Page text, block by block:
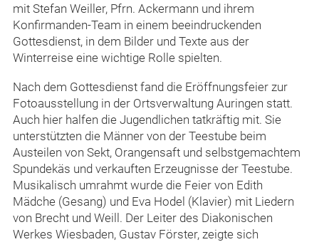
mit Stefan Weiller, Pfrn. Ackermann und ihrem
Konfirmanden-Team in einem beeindruckenden
Gottesdienst, in dem Bilder und Texte aus der
Winterreise eine wichtige Rolle spielten.
Nach dem Gottesdienst fand die Eröffnungsfeier zur
Fotoausstellung in der Ortsverwaltung Auringen statt.
Auch hier halfen die Jugendlichen tatkräftig mit. Sie
unterstützten die Männer von der Teestube beim
Austeilen von Sekt, Orangensaft und selbstgemachtem
Spundekäs und verkauften Erzeugnisse der Teestube.
Musikalisch umrahmt wurde die Feier von Edith
Mädche (Gesang) und Eva Hodel (Klavier) mit Liedern
von Brecht und Weill. Der Leiter des Diakonischen
Werkes Wiesbaden, Gustav Förster, zeigte sich